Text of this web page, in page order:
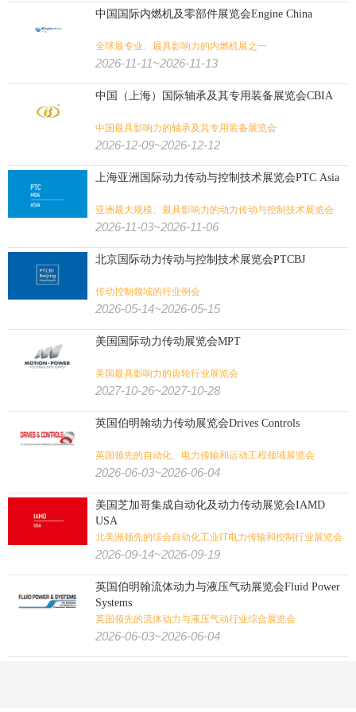
中国国际内燃机及零部件展览会Engine China
全球最专业、最具影响力的内燃机展之一
2026-11-11~2026-11-13
中国（上海）国际轴承及其专用装备展览会CBIA
中国最具影响力的轴承及其专用装备展览会
2026-12-09~2026-12-12
上海亚洲国际动力传动与控制技术展览会PTC Asia
亚洲最大规模、最具影响力的动力传动与控制技术展览会
2026-11-03~2026-11-06
北京国际动力传动与控制技术展览会PTCBJ
传动控制领域的行业例会
2026-05-14~2026-05-15
美国国际动力传动展览会MPT
美国最具影响力的齿轮行业展览会
2027-10-26~2027-10-28
英国伯明翰动力传动展览会Drives Controls
英国领先的自动化、电力传输和运动工程领域展览会
2026-06-03~2026-06-04
美国芝加哥集成自动化及动力传动展览会IAMD
USA
北美洲领先的综合自动化工业IT电力传输和控制行业展览会
2026-09-14~2026-09-19
英国伯明翰流体动力与液压气动展览会Fluid Power
Systems
英国领先的流体动力与液压气动行业综合展览会
2026-06-03~2026-06-04